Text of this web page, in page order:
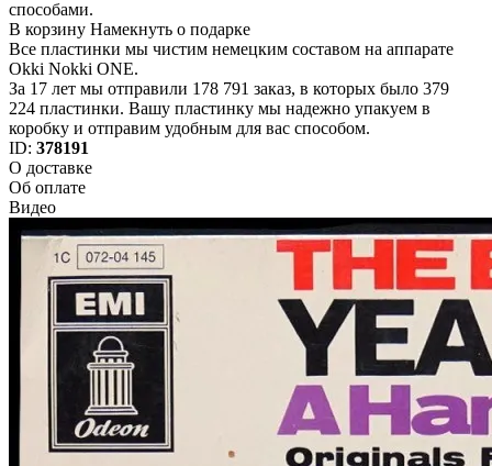
способами.
В корзину Намекнуть о подарке
Все пластинки мы чистим немецким составом на аппарате
Okki Nokki ONE.
За 17 лет мы отправили 178 791 заказ, в которых было 379
224 пластинки. Вашу пластинку мы надежно упакуем в
коробку и отправим удобным для вас способом.
ID: 378191
О доставке
Об оплате
Видео